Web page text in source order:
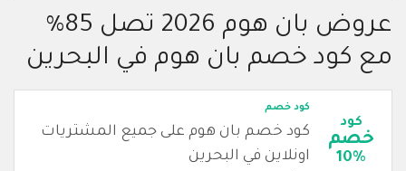
عروض بان هوم 2026 تصل 85%
مع كود خصم بان هوم في البحرين
كود
خصم
10%
كود خصم
كود خصم بان هوم على جميع المشتريات
اونلاين في البحرين